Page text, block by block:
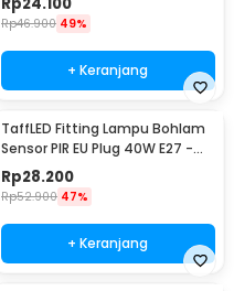
Rp46.900 49%
+ Keranjang
TaffLED Fitting Lampu Bohlam
Sensor PIR EU Plug 40W E27 -
SP-400
Rp28.200
Rp52.900 47%
+ Keranjang